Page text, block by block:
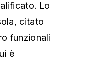
Lo
citato
funzionali
è